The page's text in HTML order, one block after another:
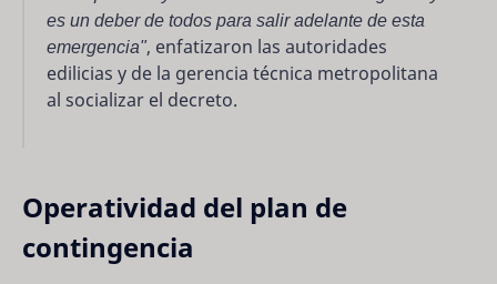
es un deber de todos para salir adelante de esta
emergencia", enfatizaron las autoridades
edilicias y de la gerencia técnica metropolitana
al socializar el decreto.
Operatividad del plan de
contingencia